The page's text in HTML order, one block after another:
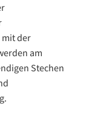
mit der
am
Stechen